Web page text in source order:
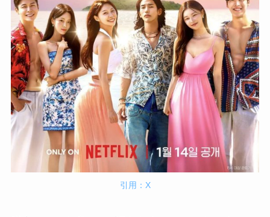
引用：X